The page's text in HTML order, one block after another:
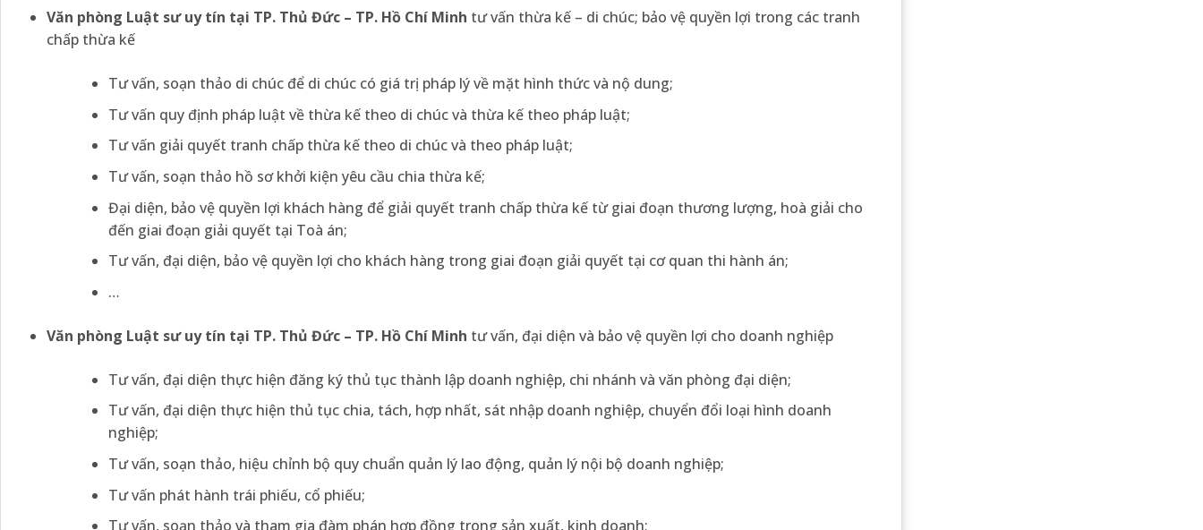
Văn phòng Luật sư uy tín tại TP. Thủ Đức – TP. Hồ Chí Minh tư vấn thừa kế – di chúc; bảo vệ quyền lợi trong các tranh
chấp thừa kế
Tư vấn, soạn thảo di chúc để di chúc có giá trị pháp lý về mặt hình thức và nộ dung;
Tư vấn quy định pháp luật về thừa kế theo di chúc và thừa kế theo pháp luật;
Tư vấn giải quyết tranh chấp thừa kế theo di chúc và theo pháp luật;
Tư vấn, soạn thảo hồ sơ khởi kiện yêu cầu chia thừa kế;
Đại diện, bảo vệ quyền lợi khách hàng để giải quyết tranh chấp thừa kế từ giai đoạn thương lượng, hoà giải cho
đến giai đoạn giải quyết tại Toà án;
Tư vấn, đại diện, bảo vệ quyền lợi cho khách hàng trong giai đoạn giải quyết tại cơ quan thi hành án;
…
Văn phòng Luật sư uy tín tại TP. Thủ Đức – TP. Hồ Chí Minh tư vấn, đại diện và bảo vệ quyền lợi cho doanh nghiệp
Tư vấn, đại diện thực hiện đăng ký thủ tục thành lập doanh nghiệp, chi nhánh và văn phòng đại diện;
Tư vấn, đại diện thực hiện thủ tục chia, tách, hợp nhất, sát nhập doanh nghiệp, chuyển đổi loại hình doanh
nghiệp;
Tư vấn, soạn thảo, hiệu chỉnh bộ quy chuẩn quản lý lao động, quản lý nội bộ doanh nghiệp;
Tư vấn phát hành trái phiếu, cổ phiếu;
Tư vấn, soạn thảo và tham gia đàm phán hợp đồng trong sản xuất, kinh doanh;